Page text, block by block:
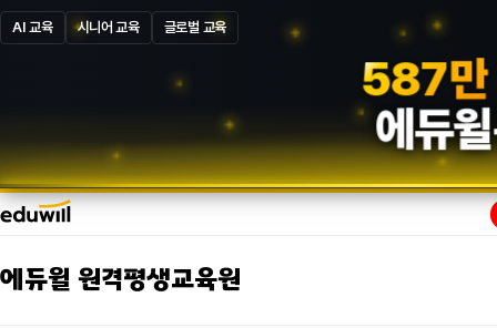
AI 교육 시니어 교육 글로벌 교육
587만
에듀윌
에듀윌 원격평생교육원